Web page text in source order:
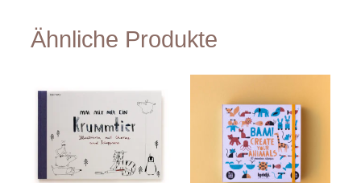
Ähnliche Produkte